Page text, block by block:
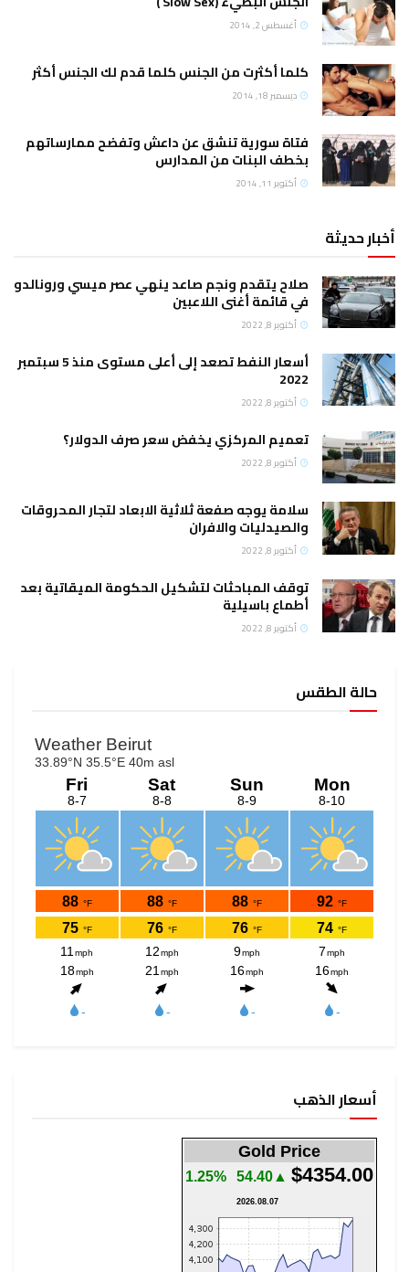
أغسطس 2, 2014
كلما أكثرت من الجنس كلما قدم لك الجنس أكثر
ديسمبر 18, 2014
فتاة سورية تنشق عن داعش وتفضح ممارساتهم
بخطف البنات من المدارس
أكتوبر 11, 2014
أخبار حديثة
صلاح يتقدم ونجم صاعد ينهي عصر ميسي ورونالدو
في قائمة أغنى اللاعبين
أكتوبر 8, 2022
أسعار النفط تصعد إلى أعلى مستوى منذ 5 سبتمبر
2022
أكتوبر 8, 2022
تعميم المركزي يخفض سعر صرف الدولار؟
أكتوبر 8, 2022
سلامة يوجه صفعة ثلاثية الابعاد لتجار المحروقات
والصيدليات والافران
أكتوبر 8, 2022
توقف المباحثات لتشكيل الحكومة الميقاتية بعد
أطماع باسيلية
أكتوبر 8, 2022
حالة الطقس
أسعار الذهب
Gold Price
$4354.00
▲54.40
1.25%
2026.08.07